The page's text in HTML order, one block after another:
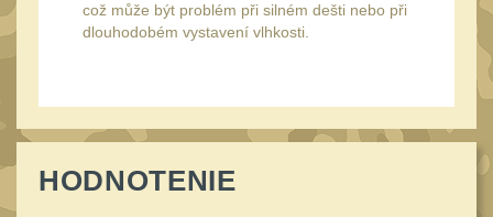
Pre M4/AR15
Raily, lišty, krytky66
Přední rukojeti50
což může být problém při silném dešti nebo při
dlouhodobém vystavení vlhkosti.
HODNOTENIE